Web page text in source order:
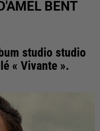
BENT
studio studio
« Vivante ».